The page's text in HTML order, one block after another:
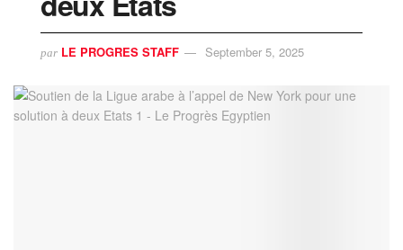
par LE PROGRES STAFF September 5, 2025